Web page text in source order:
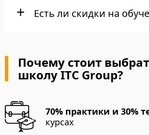
Есть ли скидки на
Почему стоит
школу ITC Group?
70% практики и 30%
курсах